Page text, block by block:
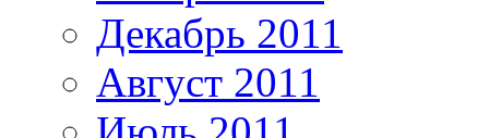
Декабрь 2011
Август 2011